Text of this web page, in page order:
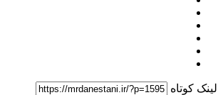
لینک کوتاه